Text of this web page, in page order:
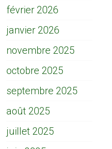
février 2026
janvier 2026
novembre 2025
octobre 2025
septembre 2025
août 2025
juillet 2025